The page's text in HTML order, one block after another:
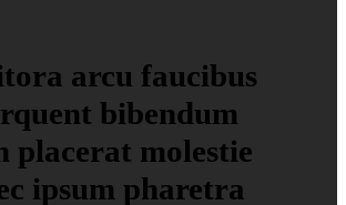
arcu faucibus
bibendum
placerat molestie
ipsum pharetra